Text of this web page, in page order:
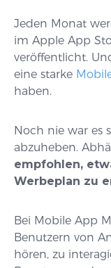
Jeden Monat
im Apple App
veröffentlicht.
eine starke
haben.
Noch nie war es
abzuheben.
empfohlen,
Werbeplan zu
Bei Mobile App
Benutzern von
hören, zu